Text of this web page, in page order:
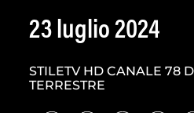
23 luglio 2024
STILETV HD CANALE 78
TERRESTRE